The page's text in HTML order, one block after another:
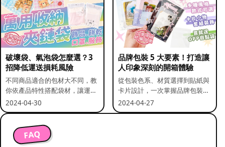
破壞袋、氣泡袋怎麼選？3
招降低運送損耗風險
不同商品適合的包材大不同，教
你依產品特性搭配袋材，讓運送
更安全。
2024-04-30
品牌包裝 5 大要素！打造讓
人印象深刻的開箱體驗
從包裝色系、材質選擇到貼紙與
卡片設計，一次掌握品牌包裝的
關鍵要素。
2024-04-27
FAQ